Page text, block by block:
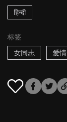
हिन्दी
标签
女同志
爱情